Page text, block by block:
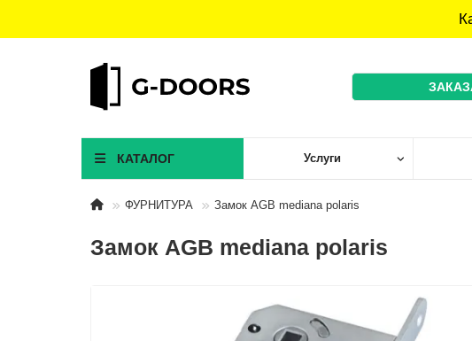
КАТАЛОГ Услуги
ФУРНИТУРА Замок AGB mediana polaris
Замок AGB mediana polaris